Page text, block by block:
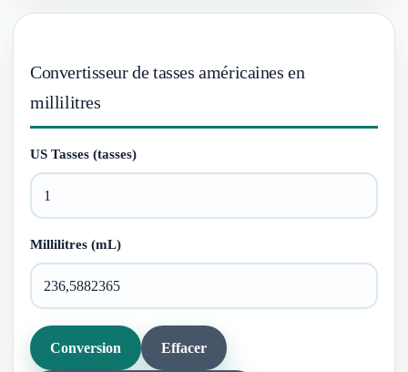
Convertisseur de tasses américaines en
millilitres
US Tasses (tasses)
Millilitres (mL)
Conversion Effacer